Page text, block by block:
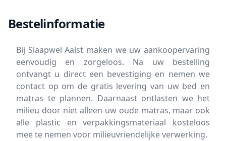
Bestelinformatie
Bij Slaapwel Aalst maken we uw aankoopervaring
eenvoudig en zorgeloos. Na uw bestelling
ontvangt u direct een bevestiging en nemen we
contact op om de gratis levering van uw bed en
matras te plannen. Daarnaast ontlasten we het
milieu door niet alleen uw oude matras, maar ook
alle plastic en verpakkingsmateriaal kosteloos
mee te nemen voor milieuvriendelijke verwerking.